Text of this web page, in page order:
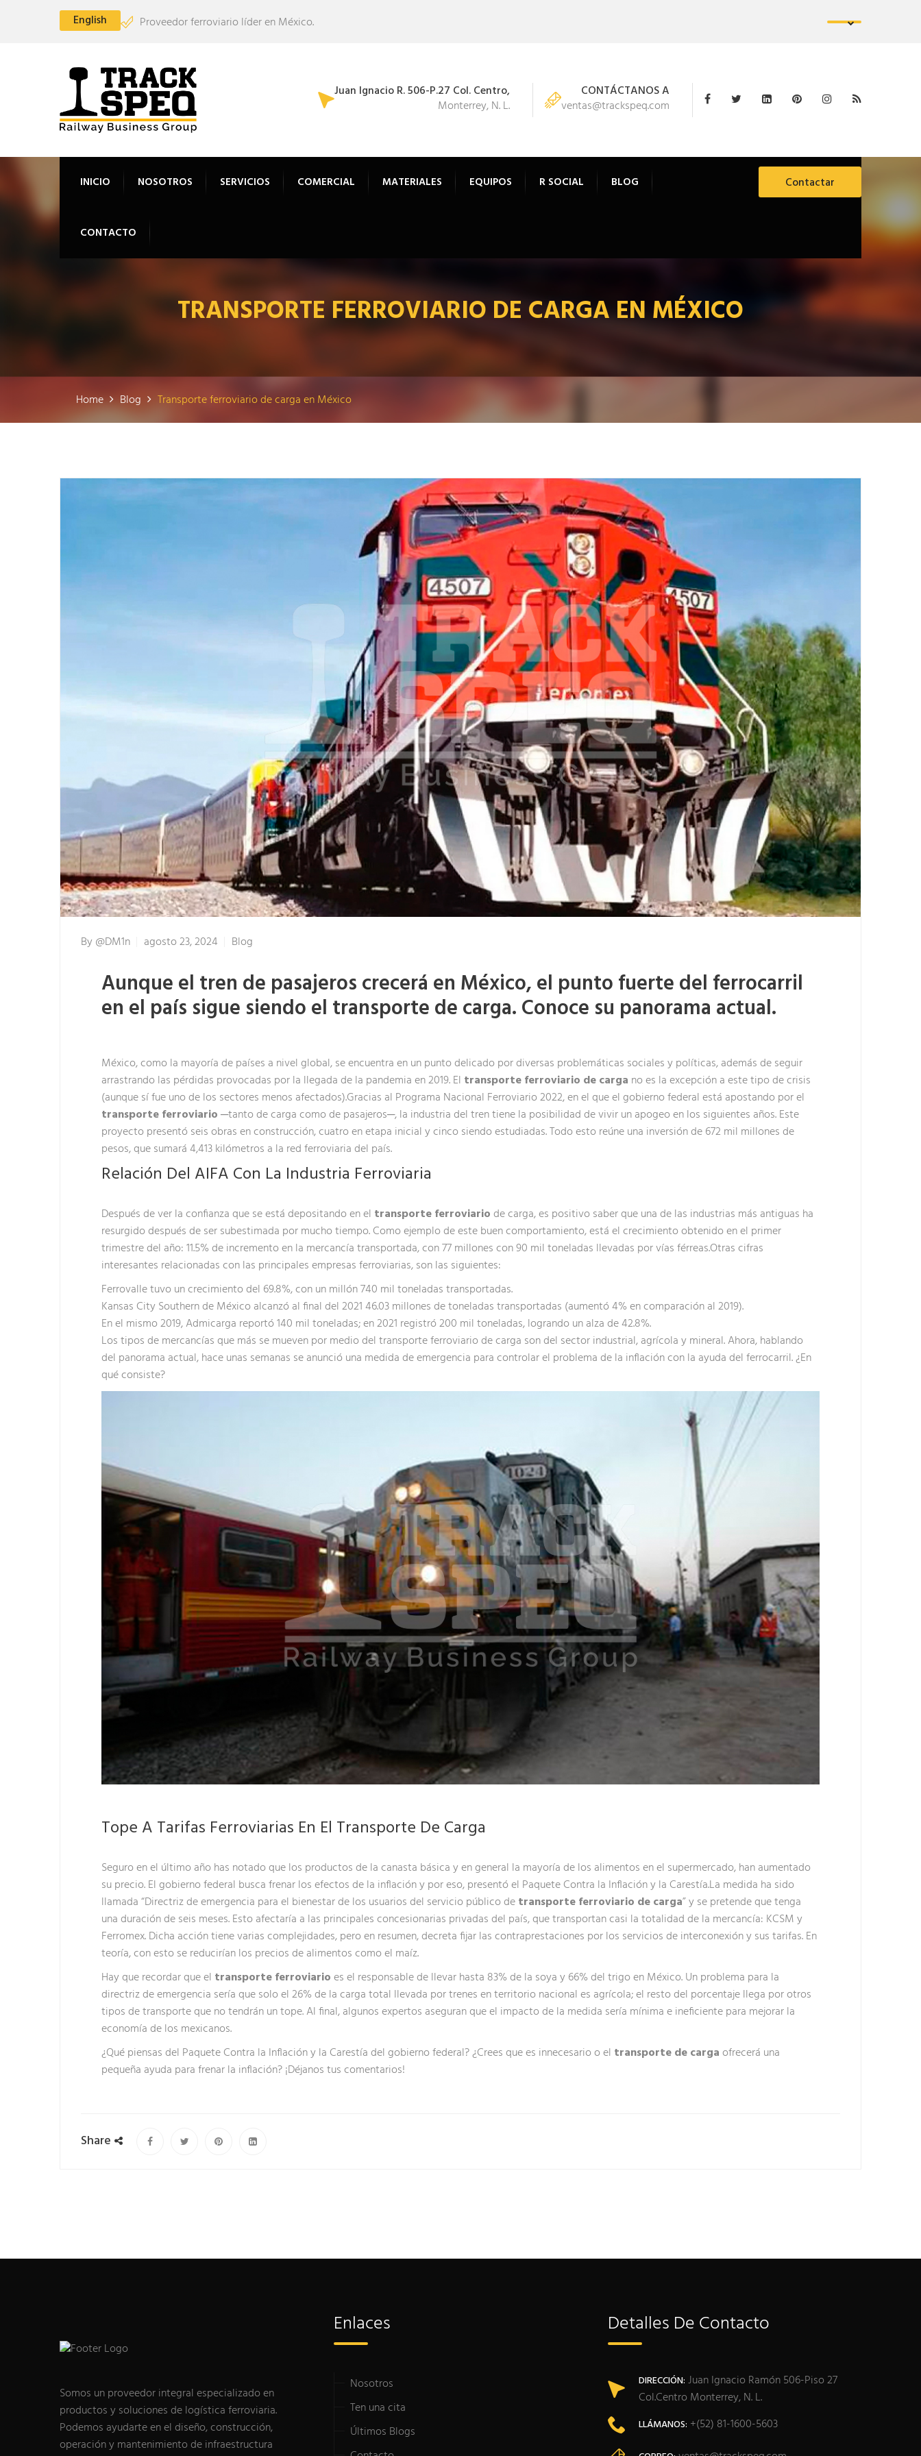
English
Proveedor ferroviario líder en México.
CONTÁCTANOS A
ventas@trackspeq.com
Juan Ignacio R. 506-P.27 Col. Centro,
Monterrey, N. L.
INICIO NOSOTROS SERVICIOS COMERCIAL MATERIALES EQUIPOS R SOCIAL BLOG
CONTACTO
Contactar
TRANSPORTE FERROVIARIO DE CARGA EN MÉXICO
Home Blog Transporte ferroviario de carga en México
By@dM1n agosto 23, 2024 Blog
Aunque el tren de pasajeros crecerá en México, el punto fuerte del ferrocarril
en el país sigue siendo el transporte de carga. Conoce su panorama actual.
México, como la mayoría de países a nivel global, se encuentra en un punto delicado por diversas problemáticas sociales y políticas, además de seguir
arrastrando las pérdidas provocadas por la llegada de la pandemia en 2019. El transporte ferroviario de carga no es la excepción a este tipo de crisis
(aunque sí fue uno de los sectores menos afectados).Gracias al Programa Nacional Ferroviario 2022, en el que el gobierno federal está apostando por el
transporte ferroviario─tanto de carga como de pasajeros─, la industria del tren tiene la posibilidad de vivir un apogeo en los siguientes años. Este
proyecto presentó seis obras en construcción, cuatro en etapa inicial y cinco siendo estudiadas. Todo esto reúne una inversión de 672 mil millones de
pesos, que sumará 4,413 kilómetros a la red ferroviaria del país.
Relación Del AIFA Con La Industria Ferroviaria
Después de ver la confianza que se está depositando en el transporte ferroviariode carga, es positivo saber que una de las industrias más antiguas ha
resurgido después de ser subestimada por mucho tiempo. Como ejemplo de este buen comportamiento, está el crecimiento obtenido en el primer
trimestre del año: 11.5% de incremento en la mercancía transportada, con 77 millones con 90 mil toneladas llevadas por vías férreas.Otras cifras
interesantes relacionadas con las principales empresas ferroviarias, son las siguientes:
Ferrovalle tuvo un crecimiento del 69.8%, con un millón 740 mil toneladas transportadas.
Kansas City Southern de México alcanzó al final del 2021 46.03 millones de toneladas transportadas (aumentó 4% en comparación al 2019).
En el mismo 2019, Admicarga reportó 140 mil toneladas; en 2021 registró 200 mil toneladas, logrando un alza de 42.8%.
Los tipos de mercancías que más se mueven por medio del transporte ferroviario de carga son del sector industrial, agrícola y mineral. Ahora, hablando
del panorama actual, hace unas semanas se anunció una medida de emergencia para controlar el problema de la inflación con la ayuda del ferrocarril. ¿En
qué consiste?
Tope A Tarifas Ferroviarias En El Transporte De Carga
Seguro en el último año has notado que los productos de la canasta básica y en general la mayoría de los alimentos en el supermercado, han aumentado
su precio. El gobierno federal busca frenar los efectos de la inflación y por eso, presentó el Paquete Contra la Inflación y la Carestía.La medida ha sido
llamada “Directriz de emergencia para el bienestar de los usuarios del servicio público detransporte ferroviario de carga” y se pretende que tenga
una duración de seis meses. Esto afectaría a las principales concesionarias privadas del país, que transportan casi la totalidad de la mercancía: KCSM y
Ferromex. Dicha acción tiene varias complejidades, pero en resumen, decreta fijar las contraprestaciones por los servicios de interconexión y sus tarifas. En
teoría, con esto se reducirían los precios de alimentos como el maíz.
Hay que recordar que el transporte ferroviarioes el responsable de llevar hasta 83% de la soya y 66% del trigo en México. Un problema para la
directriz de emergencia sería que solo el 26% de la carga total llevada por trenes en territorio nacional es agrícola; el resto del porcentaje llega por otros
tipos de transporte que no tendrán un tope. Al final, algunos expertos aseguran que el impacto de la medida sería mínima e ineficiente para mejorar la
economía de los mexicanos.
¿Qué piensas del Paquete Contra la Inflación y la Carestía del gobierno federal? ¿Crees que es innecesario o el transporte de cargaofrecerá una
pequeña ayuda para frenar la inflación? ¡Déjanos tus comentarios!
Share
Somos un proveedor integral especializado en
productos y soluciones de logística ferroviaria.
Podemos ayudarte en el diseño, construcción,
operación y mantenimiento de infraestructura
Enlaces
Nosotros
Ten una cita
Últimos Blogs
Detalles De Contacto
DIRECCIÓN: Juan Ignacio Ramón 506-Piso 27
Col.Centro Monterrey, N. L.
LLÁMANOS: +(52) 81-1600-5603